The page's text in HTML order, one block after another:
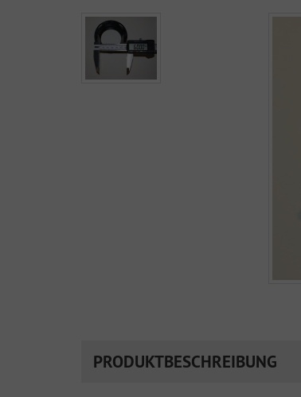
PRODUKTBESCHREIBUNG